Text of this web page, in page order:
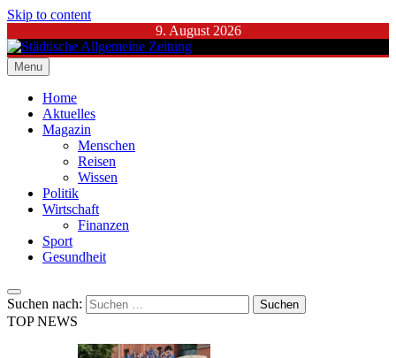
Skip to content
9. August 2026
Städtische Allgemeine Zeitung
Menu
Home
Aktuelles
Magazin
Menschen
Reisen
Wissen
Politik
Wirtschaft
Finanzen
Sport
Gesundheit
Suchen nach:
TOP NEWS